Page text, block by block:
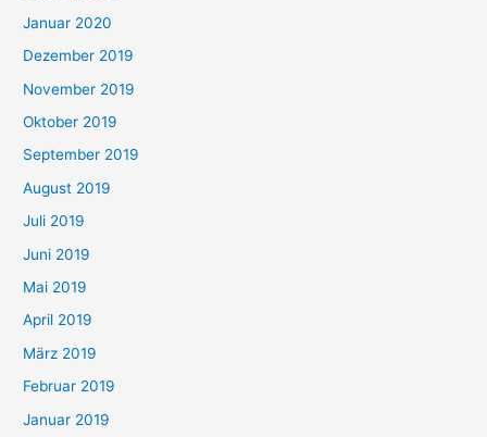
Januar 2020
Dezember 2019
November 2019
Oktober 2019
September 2019
August 2019
Juli 2019
Juni 2019
Mai 2019
April 2019
März 2019
Februar 2019
Januar 2019